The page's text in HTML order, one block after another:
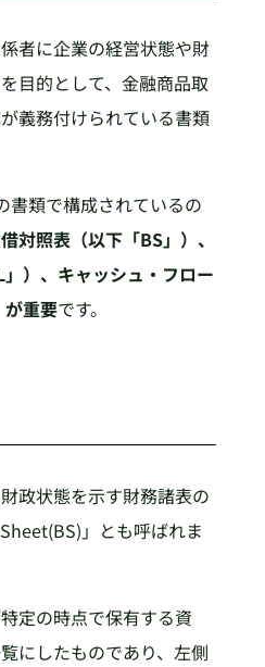
者に企業の経営状態や財
目的として、金融商品取
義務付けられている書類
書類で構成されているの
対照表（以下「BS」）、
）、キャッシュ・フロー
が重要です。
政状態を示す財務諸表の
」とも呼ばれま
定の時点で保有する資
にしたものであり、左側